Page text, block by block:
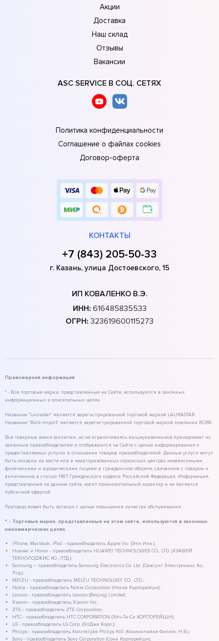
Акции
Доставка
Наш склад
Отзывы
Вакансии
ASC SERVICE В СОЦ. СЕТЯХ
Политика конфиденциальности
Соглашение о файлах cookies
Договор-оферта
КОНТАКТЫ
+7 (843) 205-50-33
г. Казань, улица Достоевского, 15
ИП КОВАЛЕНКО В.Э.
ИНН: 616485835533
ОГРН: 323619600115273
Правомерная информация
* - Все торговые марки, представленные на Сайте, используются в законных
информационных и описательных целях.
Название "Laurastar" является зарегистрированной торговой маркой LAURASTAR.
Название "Bork-Import" является зарегистрированной торговой маркой компании BORK.
Все товарные знаки (включая, но не ограничиваясь вышеуказанными) принадлежат их
законным правообладателям и отображаются на Сайте с целью информирования о
предоставляемых услугах в отношении товаров правообладателей. Данные услуги могут
быть оказаны на месте или в неавторизованных сервисных центрах независимыми
физическими и юридическими лицами в гражданском обороте, связанном с товаром и
включенном в статью 1487 Гражданского кодекса Российской Федерации. Информация,
представленная на данном сайте, носит ознакомительный характер и не является
публичной офертой.
Разговор может быть записан с целью повышения качества обслуживания.
* - Торговые марки, представленные на этом сайте, используются в законных
некоммерческих целях.
iPhone, Macbook, iPad - правообладатель Apple Inc. (Эпл Инк.);
Huawei и Honor - правообладатель HUAWEI TECHNOLOGIES CO., LTD. (ХУАВЕЙ
ТЕКНОЛОДЖИС КО., ЛТД.);
Samsung – правообладатель Samsung Electronics Co. Ltd. (Самсунг Электроникс Ко.,
Лтд.);
MEIZU - правообладатель MEIZU TECHNOLOGY CO., LTD.;
Nokia - правообладатель Nokia Corporation (Нокиа Корпорейшн);
Lenovo - правообладатель Lenovo (Beijing) Limited;
Xiaomi - правообладатель Xiaomi Inc.;
ZTE - правообладатель ZTE Corporation;
HTC - правообладатель HTC CORPORATION (Эйч-Ти-Си КОРПОРЕЙШН);
LG - правообладатель LG Corp. (ЭлДжи Корп.);
Philips - правообладатель Koninklijke Philips N.V. (Конинклийке Филипс Н.В.);
Sony - правообладатель Sony Corporation (Сони Корпорейшн);